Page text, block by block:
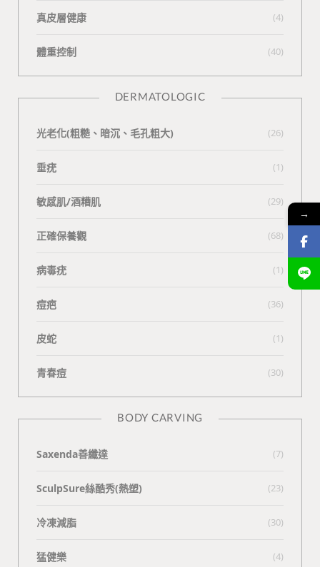
真皮層健康 (4)
體重控制 (40)
DERMATOLOGIC
光老化(粗糙、暗沉、毛孔粗大) (26)
垂疣 (1)
敏感肌/酒糟肌 (29)
正確保養觀 (68)
病毒疣 (1)
痘疤 (36)
皮蛇 (1)
青春痘 (30)
BODY CARVING
Saxenda善纖達 (7)
SculpSure絲酷秀(熱塑) (23)
冷凍減脂 (30)
猛健樂 (4)
→